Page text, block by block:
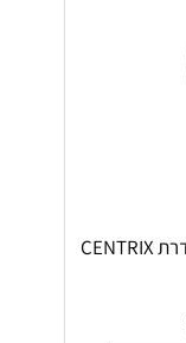
שעון יד ראדו RADO יוקרתי לגבר מסדרת CENTRIX